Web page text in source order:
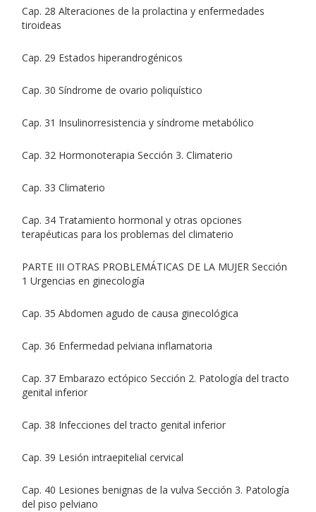
Cap. 28 Alteraciones de la prolactina y enfermedades
tiroideas
Cap. 29 Estados hiperandrogénicos
Cap. 30 Síndrome de ovario poliquístico
Cap. 31 Insulinorresistencia y síndrome metabólico
Cap. 32 Hormonoterapia Sección 3. Climaterio
Cap. 33 Climaterio
Cap. 34 Tratamiento hormonal y otras opciones
terapéuticas para los problemas del climaterio
PARTE III OTRAS PROBLEMÁTICAS DE LA MUJER Sección
1 Urgencias en ginecología
Cap. 35 Abdomen agudo de causa ginecológica
Cap. 36 Enfermedad pelviana inflamatoria
Cap. 37 Embarazo ectópico Sección 2. Patología del tracto
genital inferior
Cap. 38 Infecciones del tracto genital inferior
Cap. 39 Lesión intraepitelial cervical
Cap. 40 Lesiones benignas de la vulva Sección 3. Patología
del piso pelviano